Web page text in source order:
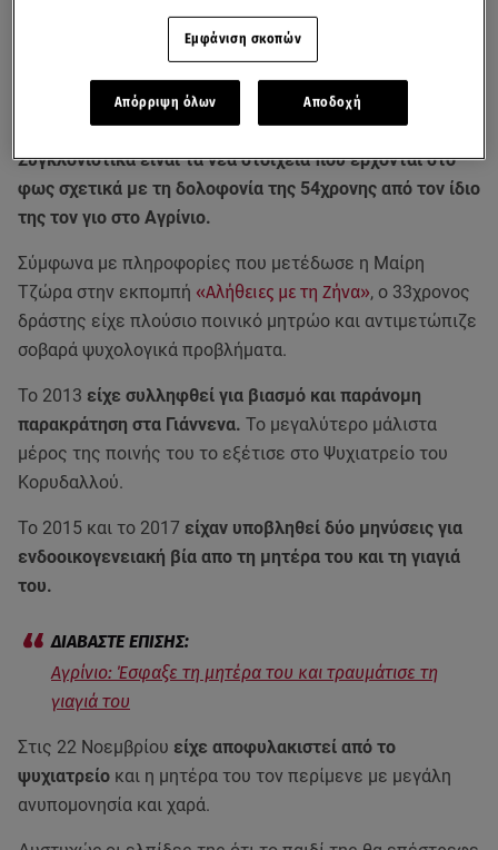
Συγκλονιστικά είναι τα νέα στοιχεία που έρχονται στο
φως σχετικά με τη δολοφονία της 54χρονης από τον ίδιο
της τον γιο στο Αγρίνιο.
Σύμφωνα με πληροφορίες που μετέδωσε η Μαίρη
Τζώρα στην εκπομπή «Αλήθειες με τη Ζήνα», ο 33χρονος
δράστης είχε πλούσιο ποινικό μητρώο και αντιμετώπιζε
σοβαρά ψυχολογικά προβλήματα.
Το 2013 είχε συλληφθεί για βιασμό και παράνομη
παρακράτηση στα Γιάννενα. Το μεγαλύτερο μάλιστα
μέρος της ποινής του το εξέτισε στο Ψυχιατρείο του
Κορυδαλλού.
Το 2015 και το 2017 είχαν υποβληθεί δύο μηνύσεις για
ενδοοικογενειακή βία απο τη μητέρα του και τη γιαγιά
του.
Αγρίνιο: Έσφαξε τη μητέρα του και τραυμάτισε τη
γιαγιά του
Στις 22 Νοεμβρίου είχε αποφυλακιστεί από το
ψυχιατρείο και η μητέρα του τον περίμενε με μεγάλη
ανυπομονησία και χαρά.
Εμφάνιση σκοπών
Απόρριψη όλων Αποδοχή